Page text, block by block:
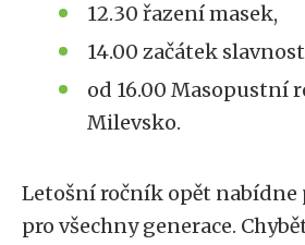
12.30 řazení masek,
14.00 začátek
od 16.00 Masopustní
Milevsko.
Letošní ročník opět nabídne
pro všechny generace.